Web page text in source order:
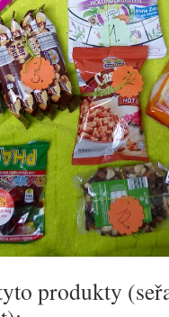
produkty